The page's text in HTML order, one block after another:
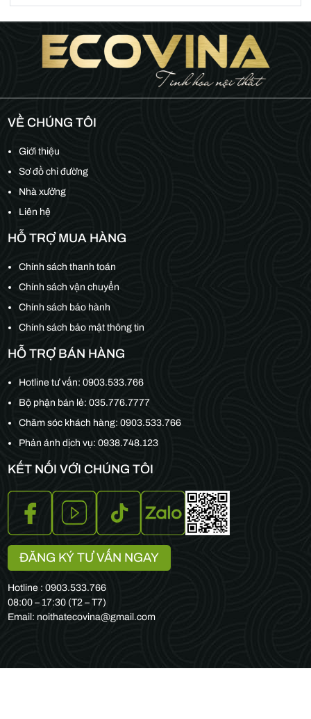
VỀ CHÚNG TÔI
Giới thiệu
Sơ đồ chỉ đường
Nhà xưởng
Liên hệ
HỖ TRỢ MUA HÀNG
Chính sách thanh toán
Chính sách vận chuyển
Chính sách bảo hành
Chính sách bảo mật thông tin
HỖ TRỢ BÁN HÀNG
Hotline tư vấn:0903.533.766
Bộ phận bán lẻ:035.776.7777
Chăm sóc khách hàng:0903.533.766
Phản ánh dịch vụ: 0938.748.123
KẾT NỐI VỚI CHÚNG TÔI
ĐĂNG KÝ TƯ VẤN NGAY
Hotline : 0903.533.766
08:00 – 17:30 (T2 – T7)
Email: noithatecovina@gmail.com